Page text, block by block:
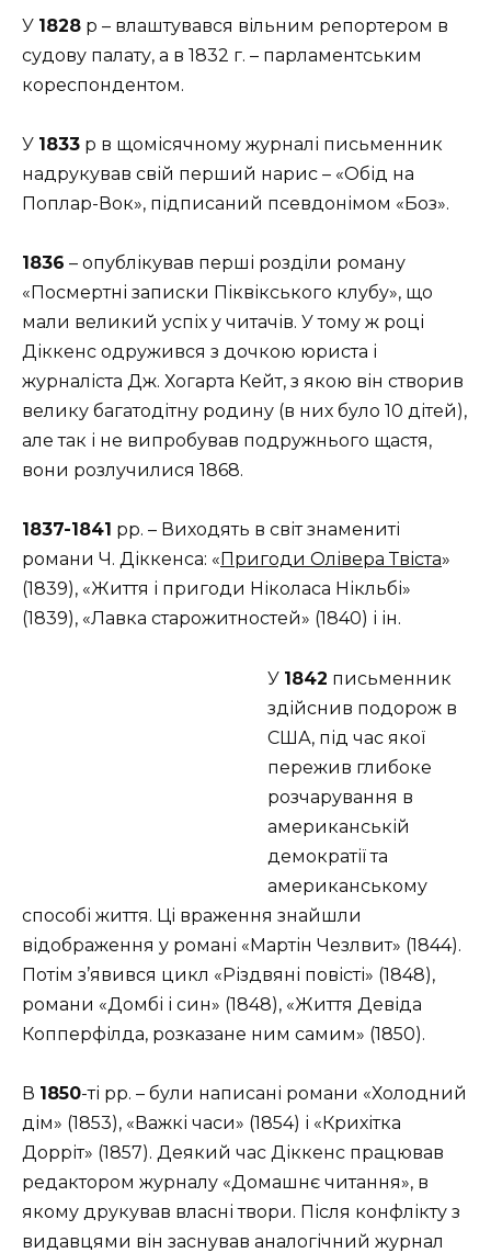
У 1828 р – влаштувався вільним репортером в
судову палату, а в 1832 г. – парламентським
кореспондентом.
У 1833 р в щомісячному журналі письменник
надрукував свій перший нарис – «Обід на
Поплар-Вок», підписаний псевдонімом «Боз».
1836 – опублікував перші розділи роману
«Посмертні записки Піквікського клубу», що
мали великий успіх у читачів. У тому ж році
Діккенс одружився з дочкою юриста і
журналіста Дж. Хогарта Кейт, з якою він створив
велику багатодітну родину (в них було 10 дітей),
але так і не випробував подружнього щастя,
вони розлучилися 1868.
1837-1841 рр. – Виходять в світ знамениті
романи Ч. Діккенса: « Пригоди Олівера Твіста»
(1839), «Життя і пригоди Ніколаса Нікльбі»
(1839), «Лавка старожитностей» (1840) і ін.
У 1842 письменник
здійснив подорож в
США, під час якої
пережив глибоке
розчарування в
американській
демократії та
американському
способі життя. Ці враження знайшли
відображення у романі «Мартін Чезлвит» (1844).
Потім з’явився цикл «Різдвяні повісті» (1848),
романи «Домбі і син» (1848), «Життя Девіда
Копперфілда, розказане ним самим» (1850).
В 1850-ті рр. – були написані романи «Холодний
дім» (1853), «Важкі часи» (1854) і «Крихітка
Дорріт» (1857). Деякий час Діккенс працював
редактором журналу «Домашнє читання», в
якому друкував власні твори. Після конфлікту з
видавцями він заснував аналогічний журнал